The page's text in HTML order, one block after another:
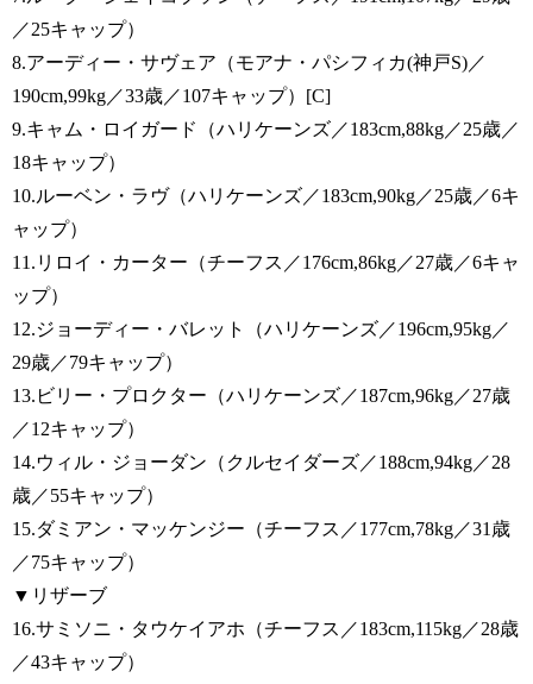
／25キャップ）
8.アーディー・サヴェア（モアナ・パシフィカ(神戸S)／
190cm,99kg／33歳／107キャップ）[C]
9.キャム・ロイガード（ハリケーンズ／183cm,88kg／25歳／
18キャップ）
10.ルーベン・ラヴ（ハリケーンズ／183cm,90kg／25歳／6キ
ャップ）
11.リロイ・カーター（チーフス／176cm,86kg／27歳／6キャ
ップ）
12.ジョーディー・バレット（ハリケーンズ／196cm,95kg／
29歳／79キャップ）
13.ビリー・プロクター（ハリケーンズ／187cm,96kg／27歳
／12キャップ）
14.ウィル・ジョーダン（クルセイダーズ／188cm,94kg／28
歳／55キャップ）
15.ダミアン・マッケンジー（チーフス／177cm,78kg／31歳
／75キャップ）
▼リザーブ
16.サミソニ・タウケイアホ（チーフス／183cm,115kg／28歳
／43キャップ）